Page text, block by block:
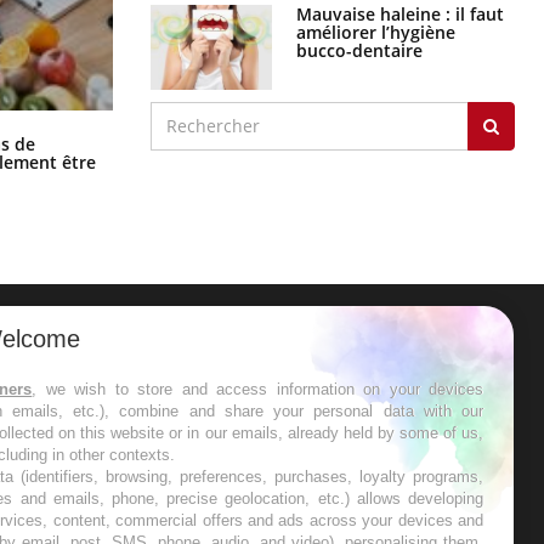
de
être
Grossesse et chaleur : ce que dit la
science
Mauvaise haleine : il faut
améliorer l’hygiène
bucco-dentaire
les semaines les meilleures
, we wish to store and access information on your devices
emails, etc.), combine and share your personal data with our
on this website or in our emails, already held by some of us,
in other contexts.
(identifiers, browsing, preferences, purchases, loyalty programs,
and emails, phone, precise geolocation, etc.) allows developing
content, commercial offers and ads across your devices and